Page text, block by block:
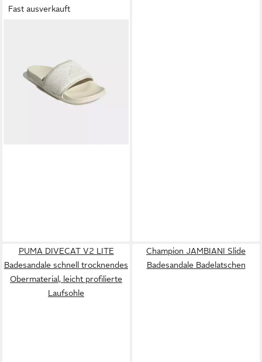
Fast ausverkauft
BADESCHLAPPEN
Badesandale Badelatschen
UVP45,00 €
-22%
PUMA DIVECAT V2 LITE
Badesandale schnell trocknendes
Obermaterial, leicht profilierte
Laufsohle
Champion JAMBIANI Slide
Badesandale Badelatschen